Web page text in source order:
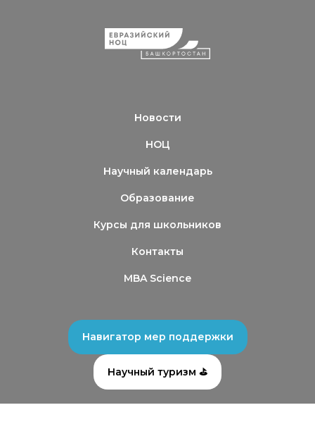
Новости
НОЦ
Научный календарь
Образование
Курсы для школьников
Контакты
MBA Science
Навигатор мер поддержки
Научный туризм ⛳